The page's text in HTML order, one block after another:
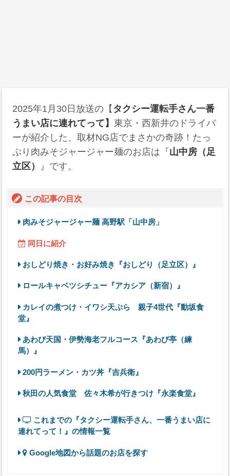
2025年1月30日 放送の【 タクシー運転手さん一番
うまい店に連れてって】東京・西新井のドライバ
ーが紹介した、取材NG店でまさかの奇跡！たっ
ぷり肉みそジャージャー麺のお店は『山中房（足
立区） 』です。
この記事の目次
肉みそジャージャー麺 高野駅「山中房」
同日に紹介
おしどり焼き・お好み焼き『おしどり（足立区）』
ロールキャベツシチュー『アカシア（新宿）』
カレイの煮つけ・イワシ天ぷら 親子4世代『動坂食
堂』
あわび天国・伊勢海老フルコース『あわび亭（練
馬）』
200円ラーメン・カツ丼『吉兵衛』
秋田の人気食堂 佐々木希が行きつけ『永楽食堂』
これまでの『タクシー運転手さん、一番うまい店に
連れてって！』の情報一覧
Google地図から話題のお店を探す